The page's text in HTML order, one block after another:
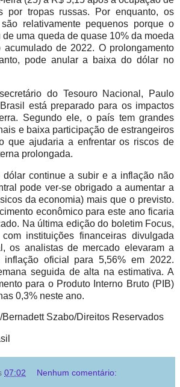
por tropas russas. Por enquanto, os
relativamente pequenos porque o
uma queda de quase 10% da moeda
acumulado de 2022. O prolongamento
pode anular a baixa do dólar no
do Tesouro Nacional, Paulo
está preparado para os impactos
Segundo ele, o país tem grandes
e baixa participação de estrangeiros
que ajudaria a enfrentar os riscos de
prolongada.
dólar continue a subir e a inflação não
pode ver-se obrigado a aumentar a
da economia) mais que o previsto.
econômico para este ano ficaria
Na última edição do boletim Focus,
instituições financeiras divulgada
os analistas de mercado elevaram a
oficial para 5,56% em 2022.
seguida de alta na estimativa. A
para o Produto Interno Bruto (PIB)
0,3% neste ano.
Szabo/Direitos Reservados
07:02 Nenhum comentário: